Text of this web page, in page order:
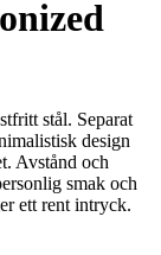
stål. Separat
design
Avstånd och
smak och
ett rent intryck.